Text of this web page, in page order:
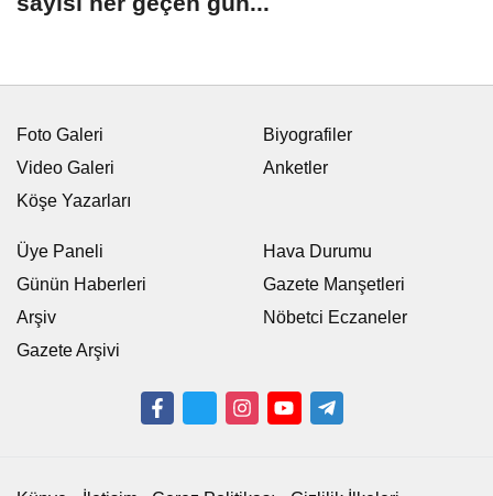
Foto Galeri
Video Galeri
Köşe Yazarları
Biyografiler
Anketler
Üye Paneli
Günün Haberleri
Arşiv
Gazete Arşivi
Hava Durumu
Gazete Manşetleri
Nöbetci Eczaneler